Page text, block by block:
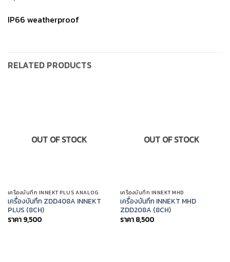
IP66 weatherproof
RELATED PRODUCTS
OUT OF STOCK
เครื่องบันทึก INNEKT PLUS ANALOG
เครื่องบันทึก ZDD408A INNEKT
PLUS (8CH)
ราคา 9,500
OUT OF STOCK
เครื่องบันทึก INNEKT MHD
เครื่องบันทึก INNEKT MHD
ZDD208A (8CH)
ราคา 8,500